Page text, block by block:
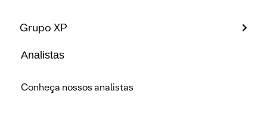
Grupo XP
Analistas
Conheça nossos analistas